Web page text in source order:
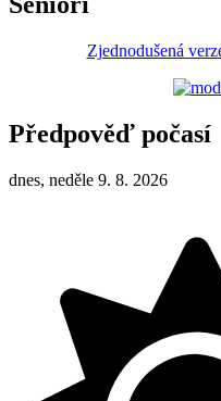
Zjednodušená
Předpověď počasí
dnes, neděle 9. 8. 2026